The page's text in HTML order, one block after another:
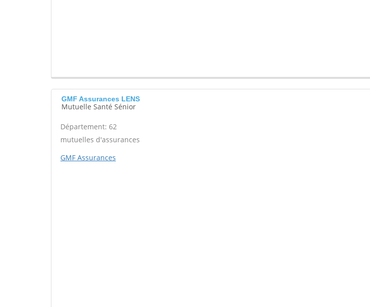
GMF Assurances LENS
Mutuelle Santé Sénior
Département: 62
mutuelles d'assurances
GMF Assurances